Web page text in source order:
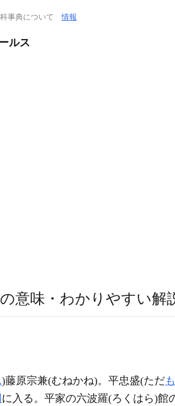
事典について情報
ルス
の意味・わかりやすい解
)藤原宗兼(むねかね)。平忠盛(ただ
に入る。平家の六波羅(ろくはら)館